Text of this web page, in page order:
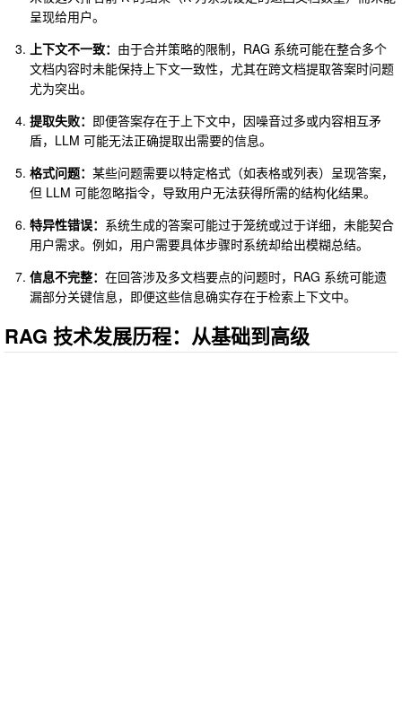
呈现给用户。
上下文不一致： 由于合并策略的限制，RAG 系统可能在整合多个
文档内容时未能保持上下文一致性，尤其在跨文档提取答案时问题
尤为突出。
提取失败： 即便答案存在于上下文中，因噪音过多或内容相互矛
盾，LLM 可能无法正确提取出需要的信息。
格式问题： 某些问题需要以特定格式（如表格或列表）呈现答案，
但 LLM 可能忽略指令，导致用户无法获得所需的结构化结果。
特异性错误： 系统生成的答案可能过于笼统或过于详细，未能契合
用户需求。例如，用户需要具体步骤时系统却给出模糊总结。
信息不完整： 在回答涉及多文档要点的问题时，RAG 系统可能遗
漏部分关键信息，即便这些信息确实存在于检索上下文中。
RAG 技术发展历程：从基础到高级